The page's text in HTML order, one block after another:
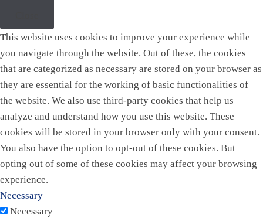
This website uses cookies to improve your experience while
you navigate through the website. Out of these, the cookies
that are categorized as necessary are stored on your browser as
they are essential for the working of basic functionalities of
the website. We also use third-party cookies that help us
analyze and understand how you use this website. These
cookies will be stored in your browser only with your consent.
You also have the option to opt-out of these cookies. But
opting out of some of these cookies may affect your browsing
experience.
Necessary
Necessary